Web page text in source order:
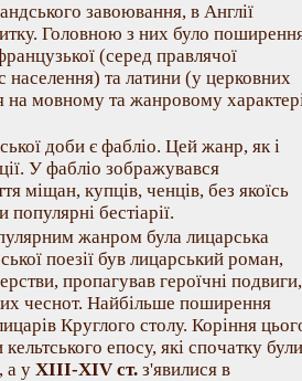
завоювання, в Англії
Головною з них було
(серед правлячої
населення) та латини (у церковних
на мовному та жанровому
доби є фабліо. Цей жанр, як і
У фабліо зображувався
міщан, купців, ченців, без якоїсь
бестіарії.
жанром була лицарська
поезії був лицарський роман,
пропагував героїчні подвиги,
чеснот. Найбільше поширення
Круглого столу. Коріння
епосу, які спочатку були
а у ХІІІ-XIV ст. з'явилися в